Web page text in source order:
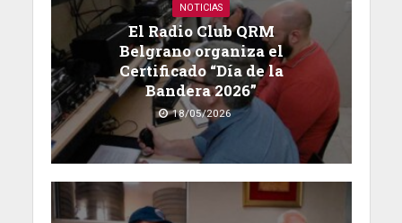
NOTICIAS
El Radio Club QRM
Belgrano organiza el
Certificado “Día de la
Bandera 2026”
18/05/2026